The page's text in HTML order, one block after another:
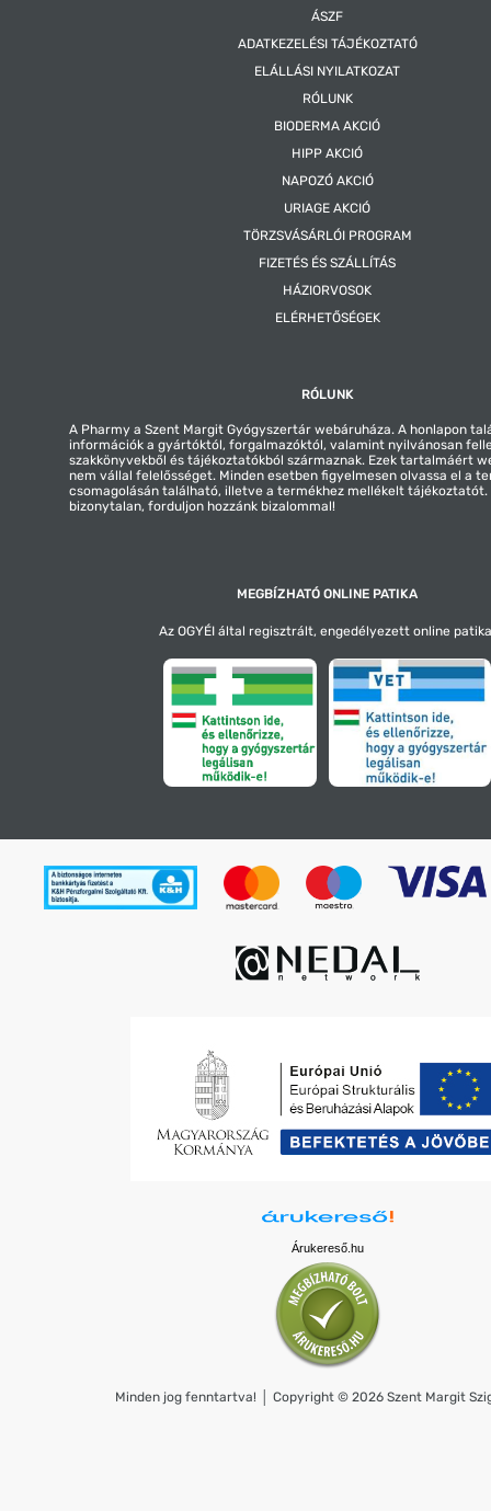
Figyelmeztetés: K-vitamin tartalma miatt a termék
fogyasztása kumarin típusú véralvadásgátlót
egyéneknek nem javasolt. Az étrend-kiegészítő
nem helyettesíti a kiegyensúlyozott, változatos,
étrendet és az egészséges életmódot. A
gyermekektől elzárva! A napi ajánlott
A „BioCo” bejegyzett cégnevet, és nem ökológiai
ÁSZF
ADATKEZELÉSI TÁJÉKOZTATÓ
ELÁLLÁSI NYILATKOZAT
RÓLUNK
BIODERMA AKCIÓ
HIPP AKCIÓ
NAPOZÓ AKCIÓ
URIAGE AKCIÓ
TÖRZSVÁSÁRLÓI PROGRAM
FIZETÉS ÉS SZÁLLÍTÁS
HÁZIORVOSOK
ELÉRHETŐSÉGEK
RÓLUNK
A Pharmy a Szent Margit Gyógyszertár webáruháza. A honlapon
információk a gyártóktól, forgalmazóktól, valamint nyilvánosan
szakkönyvekből és tájékoztatókból származnak. Ezek tartalmáért
nem vállal felelősséget. Minden esetben figyelmesen olvassa el a
csomagolásán található, illetve a termékhez mellékelt tájékoztatót.
bizonytalan, forduljon hozzánk bizalommal!
MEGBÍZHATÓ ONLINE PATIKA
Az OGYÉI által regisztrált, engedélyezett online
Árukereső.hu
Minden jog fenntartva! │ Copyright © 2026 Szent Margit